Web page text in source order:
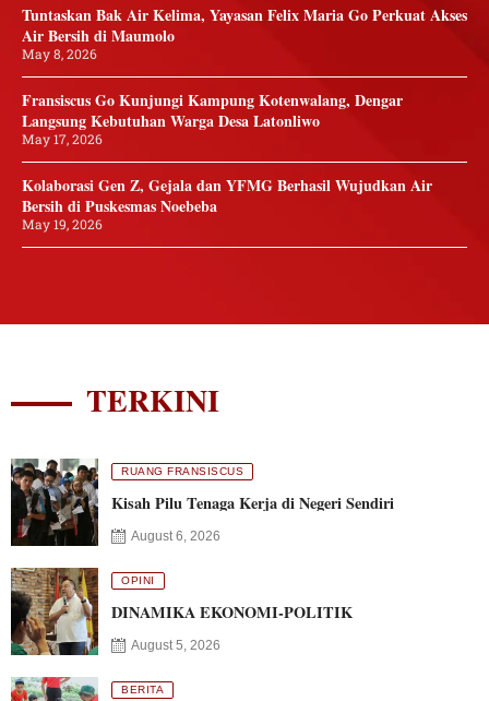
Tuntaskan Bak Air Kelima, Yayasan Felix Maria Go Perkuat Akses
Air Bersih di Maumolo
May 8, 2026
Fransiscus Go Kunjungi Kampung Kotenwalang, Dengar
Langsung Kebutuhan Warga Desa Latonliwo
May 17, 2026
Kolaborasi Gen Z, Gejala dan YFMG Berhasil Wujudkan Air
Bersih di Puskesmas Noebeba
May 19, 2026
TERKINI
RUANG FRANSISCUS
Kisah Pilu Tenaga Kerja di Negeri Sendiri
August 6, 2026
OPINI
DINAMIKA EKONOMI-POLITIK
August 5, 2026
BERITA